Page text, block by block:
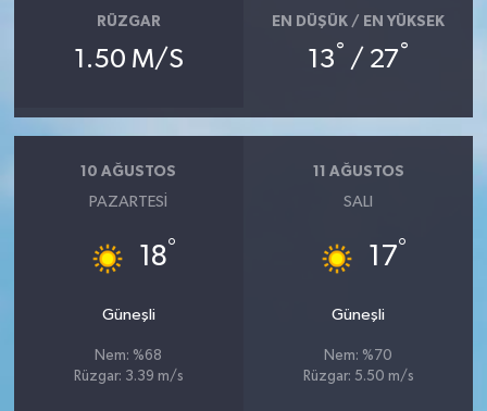
RÜZGAR
1.50 M/S
EN DÜŞÜK / EN YÜKSEK
13° / 27°
10 AĞUSTOS
PAZARTESI
18°
Güneşli
Nem: %68
Rüzgar: 3.39 m/s
11 AĞUSTOS
SALI
17°
Güneşli
Nem: %70
Rüzgar: 5.50 m/s